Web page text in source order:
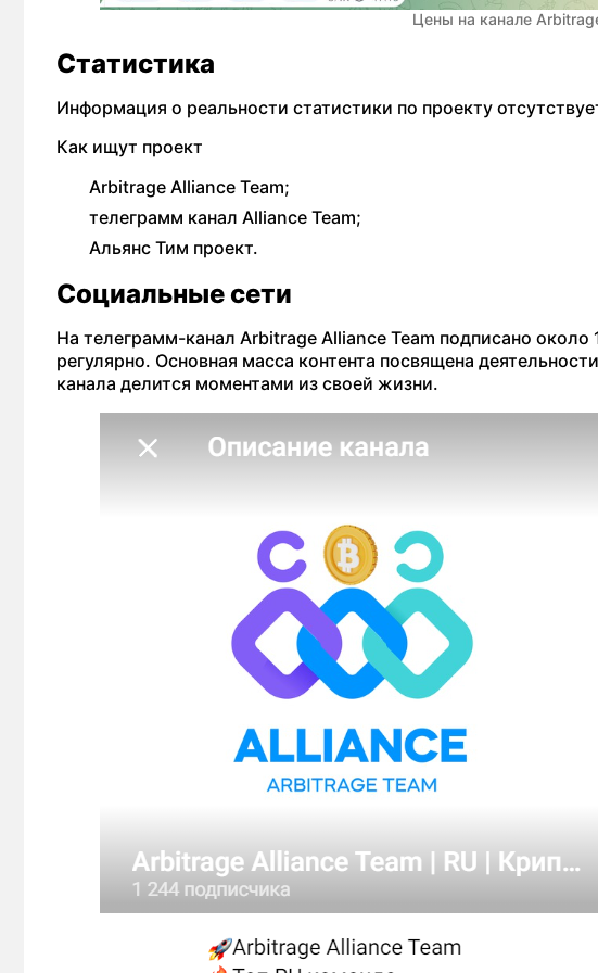
Цены на канале
Статистика
Информация о реальности статистики по проекту
Как ищут проект
Arbitrage Alliance Team;
телеграмм канал Alliance Team;
Альянс Тим проект.
Социальные сети
На телеграмм-канал Arbitrage Alliance Team подписано
регулярно. Основная масса контента посвящена
канала делится моментами из своей жизни.